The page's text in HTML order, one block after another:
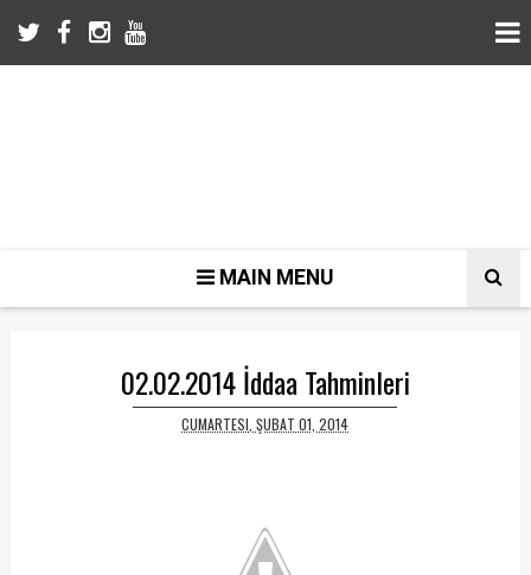
MAIN MENU
02.02.2014 İddaa Tahminleri
CUMARTESI, ŞUBAT 01, 2014